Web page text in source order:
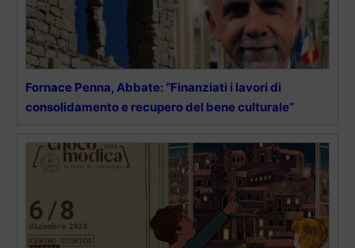
Fornace Penna, Abbate: “Finanziati i lavori di
consolidamento e recupero del bene culturale”